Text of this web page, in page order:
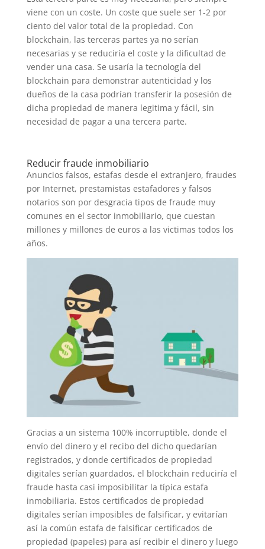
viene con un coste. Un coste que suele ser 1-2 por
ciento del valor total de la propiedad. Con
blockchain, las terceras partes ya no serían
necesarias y se reduciría el coste y la dificultad de
vender una casa. Se usaría la tecnología del
blockchain para demonstrar autenticidad y los
dueños de la casa podrían transferir la posesión de
dicha propiedad de manera legitima y fácil, sin
necesidad de pagar a una tercera parte.
Reducir fraude inmobiliario
Anuncios falsos, estafas desde el extranjero, fraudes
por Internet, prestamistas estafadores y falsos
notarios son por desgracia tipos de fraude muy
comunes en el sector inmobiliario, que cuestan
millones y millones de euros a las victimas todos los
años.
Gracias a un sistema 100% incorruptible, donde el
envío del dinero y el recibo del dicho quedarían
registrados, y donde certificados de propiedad
digitales serían guardados, el blockchain reduciría el
fraude hasta casi imposibilitar la típica estafa
inmobiliaria. Estos certificados de propiedad
digitales serían imposibles de falsificar, y evitarían
así la común estafa de falsificar certificados de
propiedad (papeles) para así recibir el dinero y luego